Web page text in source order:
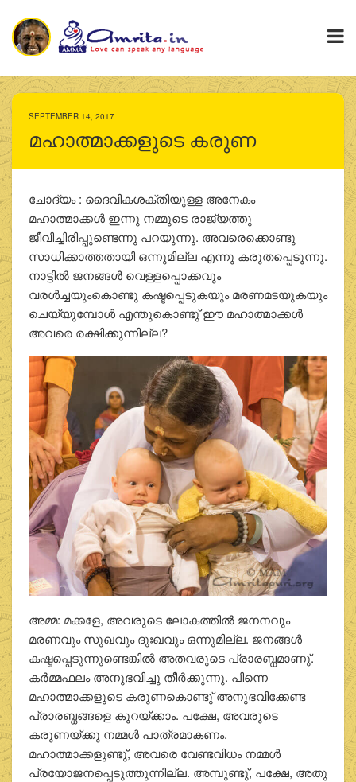
SEPTEMBER 14, 2017
മഹാത്മാക്കളുടെ കരുണ
ചോദ്യം : ദൈവികശക്തിയുള്ള അനേകം
മഹാത്മാക്കള്‍ ഇന്നു നമ്മുടെ രാജ്യത്തു
ജീവിച്ചിരിപ്പുണ്ടെന്നു പറയുന്നു. അവരെക്കൊണ്ടു
സാധിക്കാത്തതായി ഒന്നുമില്ല എന്നു കരുതപ്പെടുന്നു.
നാട്ടില്‍ ജനങ്ങള്‍ വെള്ളപ്പൊക്കവും
വരള്‍ച്ചയുംകൊണ്ടു കഷ്ടപ്പെടുകയും മരണമടയുകയും
ചെയ്യുമ്പോള്‍ എന്തുകൊണ്ടു് ഈ മഹാത്മാക്കള്‍
അവരെ രക്ഷിക്കുന്നില്ല?
അമ്മ: മക്കളേ, അവരുടെ ലോകത്തില്‍ ജനനവും
മരണവും സുഖവും ദുഃഖവും ഒന്നുമില്ല. ജനങ്ങള്‍
കഷ്ടപ്പെടുന്നുണ്ടെങ്കില്‍ അതവരുടെ പ്രാരബ്ധമാണു്.
കര്‍മ്മഫലം അനുഭവിച്ചു തീര്‍ക്കുന്നു. പിന്നെ
മഹാത്മാക്കളുടെ കരുണകൊണ്ടു് അനുഭവിക്കേണ്ട
പ്രാരബ്ധങ്ങളെ കുറയ്ക്കാം. പക്ഷേ, അവരുടെ
കരുണയ്ക്കു നമ്മള്‍ പാത്രമാകണം.
മഹാത്മാക്കളുണ്ടു്, അവരെ വേണ്ടവിധം നമ്മള്‍
പ്രയോജനപ്പെടുത്തുന്നില്ല. അമ്പുണ്ടു്, പക്ഷേ, അതു